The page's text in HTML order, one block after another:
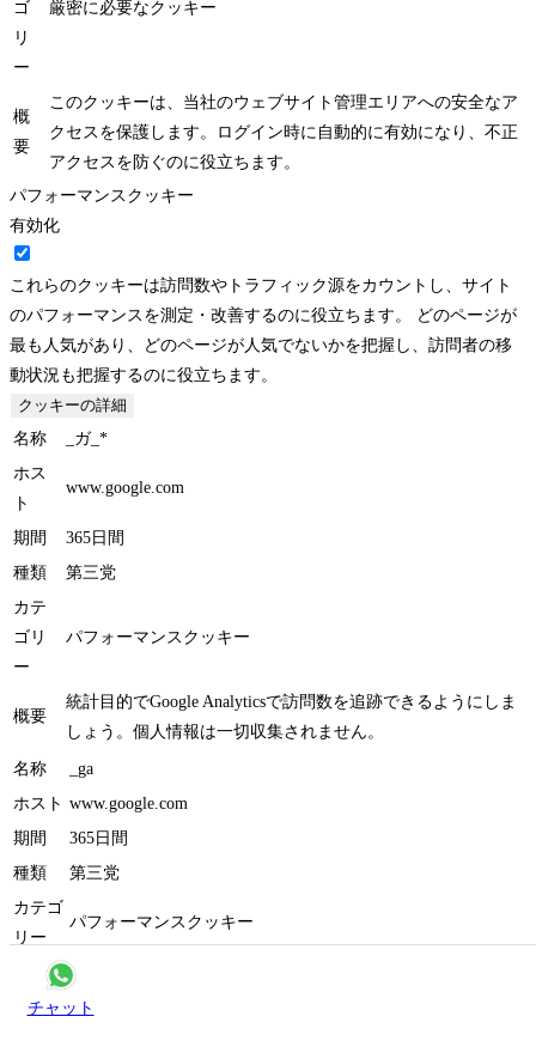
チャット
間
種
類
カ
テ
リ
ー
厳密に必要なクッキー
概
要
クセスを保護します。ログイン時に自動的に有効になり、不正
アクセスを防ぐのに役立ちます。
パフォーマンスクッキー
有効化
これらのクッキーは訪問数やトラフィック源をカウントし、サイト
のパフォーマンスを測定・改善するのに役立ちます。 どのページが
最も人気があり、どのページが人気でないかを把握し、訪問者の移
動状況も把握するのに役立ちます。
クッキーの詳細
名称
ホス
ト
www.google.com
365日間
第三党
カテ
ゴリ
ー
パフォーマンスクッキー
概要
統計目的でGoogle Analyticsで訪問数を追跡できるようにしま
名称
_ga
ホスト www.google.com
期間
365日間